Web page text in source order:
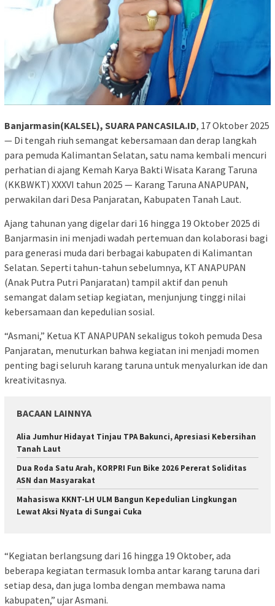
Banjarmasin(KALSEL), SUARA PANCASILA.ID, 17 Oktober 2025
— Di tengah riuh semangat kebersamaan dan derap langkah
para pemuda Kalimantan Selatan, satu nama kembali mencuri
perhatian di ajang Kemah Karya Bakti Wisata Karang Taruna
(KKBWKT) XXXVI tahun 2025 — Karang Taruna ANAPUPAN,
perwakilan dari Desa Panjaratan, Kabupaten Tanah Laut.
Ajang tahunan yang digelar dari 16 hingga 19 Oktober 2025 di
Banjarmasin ini menjadi wadah pertemuan dan kolaborasi bagi
para generasi muda dari berbagai kabupaten di Kalimantan
Selatan. Seperti tahun-tahun sebelumnya, KT ANAPUPAN
(Anak Putra Putri Panjaratan) tampil aktif dan penuh
semangat dalam setiap kegiatan, menjunjung tinggi nilai
kebersamaan dan kepedulian sosial.
“Asmani,” Ketua KT ANAPUPAN sekaligus tokoh pemuda Desa
Panjaratan, menuturkan bahwa kegiatan ini menjadi momen
penting bagi seluruh karang taruna untuk menyalurkan ide dan
kreativitasnya.
BACAAN LAINNYA
Alia Jumhur Hidayat Tinjau TPA Bakunci, Apresiasi Kebersihan
Tanah Laut
Dua Roda Satu Arah, KORPRI Fun Bike 2026 Pererat Soliditas
ASN dan Masyarakat
Mahasiswa KKNT-LH ULM Bangun Kepedulian Lingkungan
Lewat Aksi Nyata di Sungai Cuka
“Kegiatan berlangsung dari 16 hingga 19 Oktober, ada
beberapa kegiatan termasuk lomba antar karang taruna dari
setiap desa, dan juga lomba dengan membawa nama
kabupaten,” ujar Asmani.